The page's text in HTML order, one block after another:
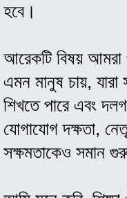
হবে।
আরেকটি বিষয় আমরা
এমন মানুষ চায়,
শিখতে পারে এবং
যোগাযোগ দক্ষতা,
সক্ষমতাকেও সমান